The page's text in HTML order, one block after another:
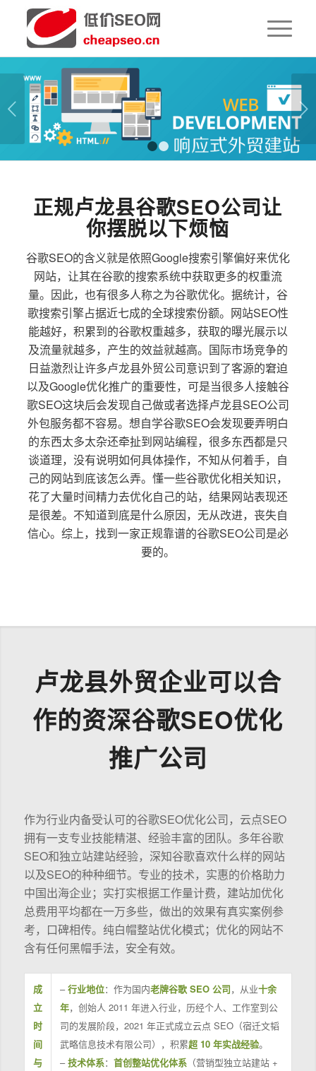
下一页
1 2
正规卢龙县谷歌SEO公司让
你摆脱以下烦恼
谷歌SEO的含义就是依照Google搜索引擎偏好来优化
网站，让其在谷歌的搜索系统中获取更多的权重流
量。因此，也有很多人称之为谷歌优化。据统计，谷
歌搜索引擎占据近七成的全球搜索份额。网站SEO性
能越好，积累到的谷歌权重越多，获取的曝光展示以
及流量就越多，产生的效益就越高。国际市场竞争的
日益激烈让许多卢龙县外贸公司意识到了客源的窘迫
以及Google优化推广的重要性，可是当很多人接触谷
歌SEO这块后会发现自己做或者选择卢龙县SEO公司
外包服务都不容易。想自学谷歌SEO会发现要弄明白
的东西太多太杂还牵扯到网站编程，很多东西都是只
谈道理，没有说明如何具体操作，不知从何着手，自
己的网站到底该怎么弄。懂一些谷歌优化相关知识，
花了大量时间精力去优化自己的站，结果网站表现还
是很差。不知道到底是什么原因，无从改进，丧失自
信心。综上，找到一家正规靠谱的谷歌SEO公司是必
要的。
卢龙县外贸企业可以合
作的资深谷歌SEO优化
推广公司
作为行业内备受认可的谷歌SEO优化公司，云点SEO
拥有一支专业技能精湛、经验丰富的团队。多年谷歌
SEO和独立站建站经验，深知谷歌喜欢什么样的网站
以及SEO的种种细节。专业的技术，实惠的价格助力
中国出海企业；实打实根据工作量计费，建站加优化
总费用平均都在一万多些，做出的效果有真实案例参
考，口碑相传。纯白帽整站优化模式；优化的网站不
含有任何黑帽手法，安全有效。
成
立
时
间
与
–行业地位：作为国内老牌谷歌 SEO 公司，从业十余
年，创始人 2011 年进入行业，历经个人、工作室到公
司的发展阶段，2021 年正式成立云点 SEO（宿迁文韬
武略信息技术有限公司），积累超 10 年实战经验。
–技术体系： 首创整站优化体系（营销型独立站建站 +